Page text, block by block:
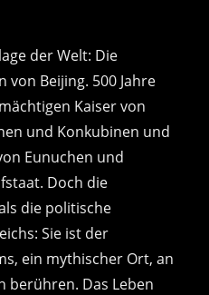
der Welt: Die
von Beijing. 500 Jahre
Kaiser von
und Konkubinen und
Eunuchen und
Doch die
die politische
Sie ist der
ein mythischer Ort, an
berühren. Das Leben